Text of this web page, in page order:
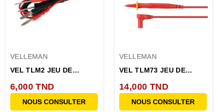
VELLEMAN
VEL TLM2 JEU DE
6,000 TND
NOUS CONSULTER
VELLEMAN
VEL TLM73 JEU DE
14,000 TND
NOUS CONSULTER